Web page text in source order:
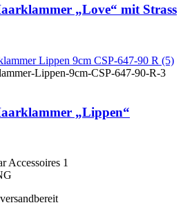
„Love“ mit Strass
„Lippen“